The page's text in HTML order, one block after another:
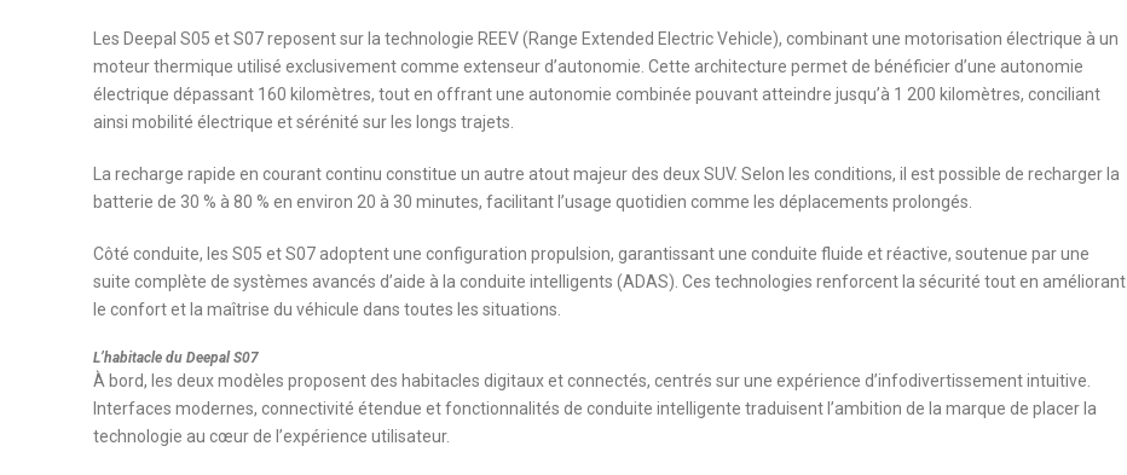
Les Deepal S05 et S07 reposent sur la technologie REEV (Range Extended Electric Vehicle), combinant une motorisation électrique à un
moteur thermique utilisé exclusivement comme extenseur d’autonomie. Cette architecture permet de bénéficier d’une autonomie
électrique dépassant 160 kilomètres, tout en offrant une autonomie combinée pouvant atteindre jusqu’à 1 200 kilomètres, conciliant
ainsi mobilité électrique et sérénité sur les longs trajets.
La recharge rapide en courant continu constitue un autre atout majeur des deux SUV. Selon les conditions, il est possible de recharger la
batterie de 30 % à 80 % en environ 20 à 30 minutes, facilitant l’usage quotidien comme les déplacements prolongés.
Côté conduite, les S05 et S07 adoptent une configuration propulsion, garantissant une conduite fluide et réactive, soutenue par une
suite complète de systèmes avancés d’aide à la conduite intelligents (ADAS). Ces technologies renforcent la sécurité tout en améliorant
le confort et la maîtrise du véhicule dans toutes les situations.
L’habitacle du Deepal S07
À bord, les deux modèles proposent des habitacles digitaux et connectés, centrés sur une expérience d’infodivertissement intuitive.
Interfaces modernes, connectivité étendue et fonctionnalités de conduite intelligente traduisent l’ambition de la marque de placer la
technologie au cœur de l’expérience utilisateur.